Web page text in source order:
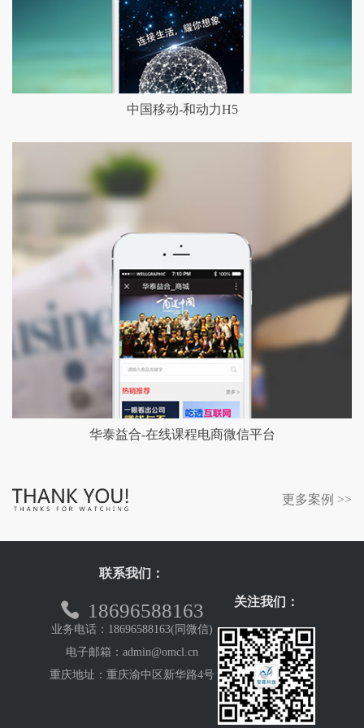
中国移动-和动力H5
华泰益合-在线课程电商微信平台
更多案例 >>
联系我们：
18696588163
业务电话：18696588163(同微信)
电子邮箱：admin@omcl.cn
重庆地址：重庆渝中区新华路4号
关注我们：